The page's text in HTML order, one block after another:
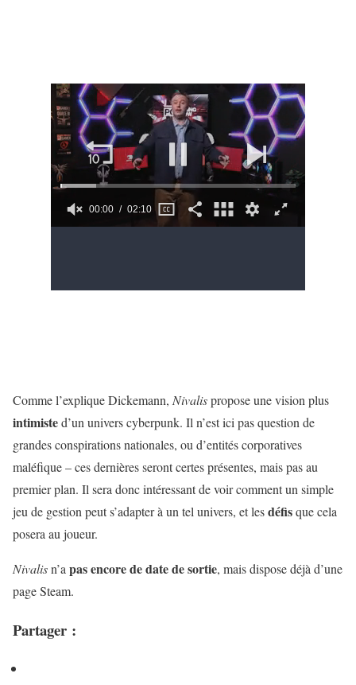
Comme l’explique Dickemann, Nivalispropose une vision plus
intimisted’un univers cyberpunk. Il n’est ici pas question de
grandes conspirations nationales, ou d’entités corporatives
maléfique – ces dernières seront certes présentes, mais pas au
premier plan. Il sera donc intéressant de voir comment un simple
jeu de gestion peut s’adapter à un tel univers, et lesdéfisque cela
posera au joueur.
Nivalisn’a pas encore de date de sortie, mais dispose déjà d’une
page Steam.
Partager :